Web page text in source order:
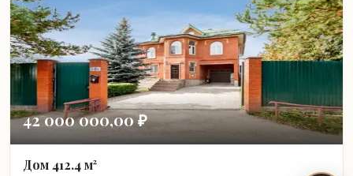
42 000 000,00 ₽
Дом 412.4 м²